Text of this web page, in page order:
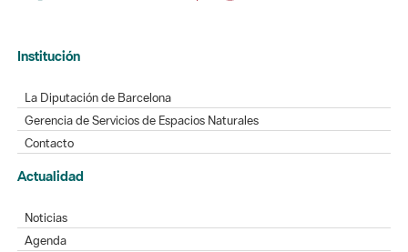
Institución
La Diputación de Barcelona
Gerencia de Servicios de Espacios Naturales
Contacto
Actualidad
Noticias
Agenda